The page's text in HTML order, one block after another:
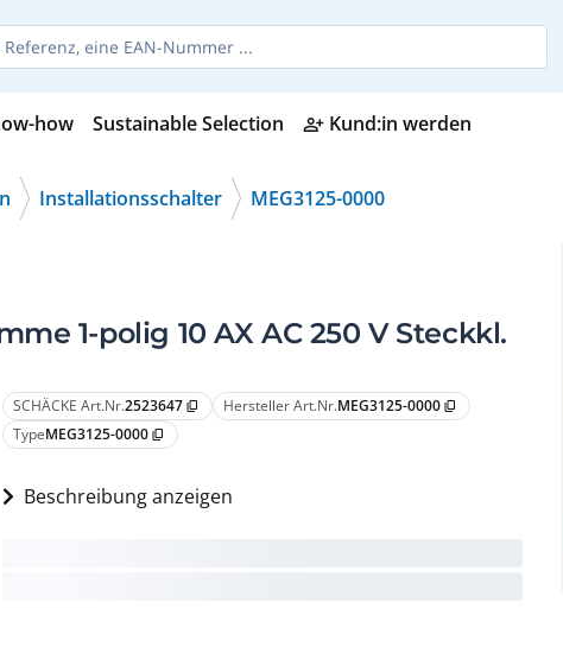
how Sustainable Selection person_add_alt Kund:in werden
Installationsschalter MEG3125-0000
1-polig 10 AX AC 250 V Steckkl.
SCHÄCKE Art.Nr.2523647 content_copy Hersteller Art.Nr.MEG3125-0000 content_copy
TypeMEG3125-0000 content_copy
Beschreibung anzeigen